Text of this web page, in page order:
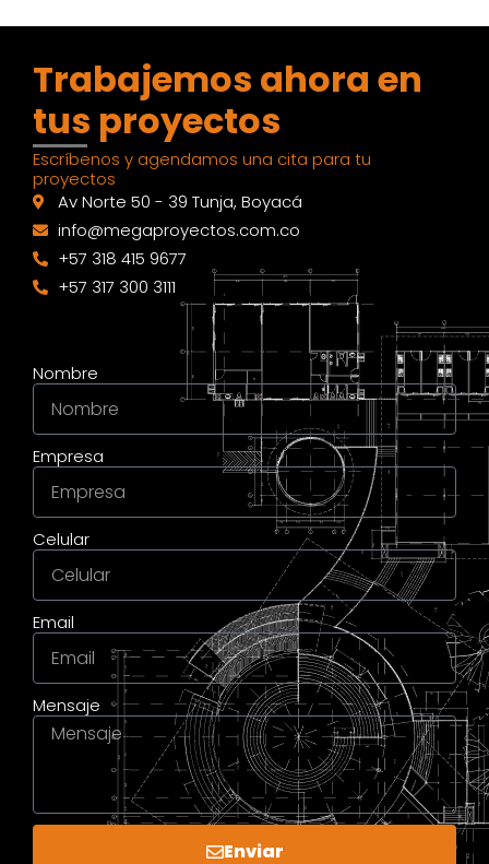
Nombre
Empresa
Celular
Email
Mensaje
Enviar
Trabajemos ahora en
tus proyectos
Escríbenos y agendamos una cita para tu
proyectos
Av Norte 50 - 39 Tunja, Boyacá
info@megaproyectos.com.co
+57 318 415 9677
+57 317 300 3111